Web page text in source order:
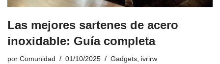
Las mejores sartenes de acero
inoxidable: Guía completa
por Comunidad 01/10/2025 Gadgets ivrirw